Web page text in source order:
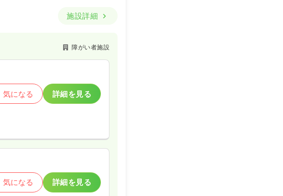
施設詳細
障がい者施設
気になる 詳細を見る
気になる 詳細を見る